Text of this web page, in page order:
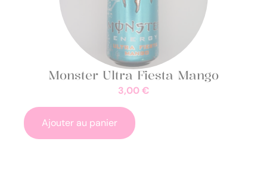
Monster Ultra Fiesta Mango
3,00€
Ajouter au panier